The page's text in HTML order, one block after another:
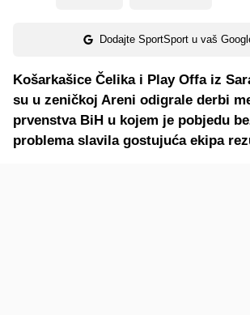
Dodajte SportSport u vaš
Košarkašice Čelika i Play Offa iz
su u zeničkoj Areni odigrale derbi
prvenstva BiH u kojem je pobjedu
problema slavila gostujuća ekipa